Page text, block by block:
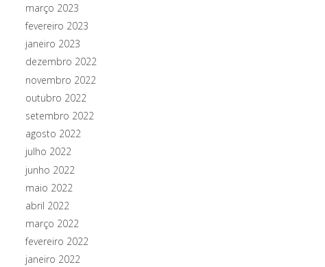
março 2023
fevereiro 2023
janeiro 2023
dezembro 2022
novembro 2022
outubro 2022
setembro 2022
agosto 2022
julho 2022
junho 2022
maio 2022
abril 2022
março 2022
fevereiro 2022
janeiro 2022